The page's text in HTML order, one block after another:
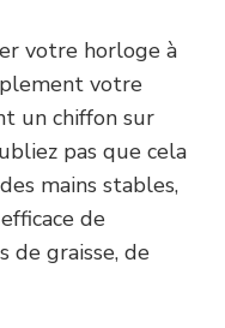
votre horloge à
votre
un chiffon sur
pas que cela
mains stables,
de
de graisse, de